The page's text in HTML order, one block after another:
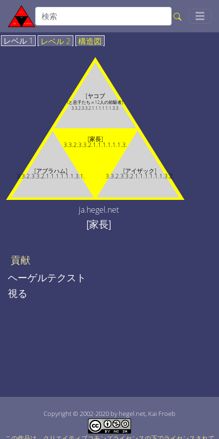
☰
レベル 1 レベル 2 構造図
[家長]
3.3.2.3.3.2.1.1.1.1.1.1.3.
[アブラハム]
3.3.2.3.3.2.1.1.1.1.1.1.3.1.
[アイザック]
3.3.2.3.3.2.1.1.1.1.1.1.3.2.
[ヤコブ
(と息子たち＝12人の前駆者]
3.3.2.3.3.2.1.1.1.1.1.1.3.3.
ja.hegel.net
[家長]
貢献
ヘーゲルテクスト
視る
Copyright © 2002-2020 by hegel.net, Kai Froeb